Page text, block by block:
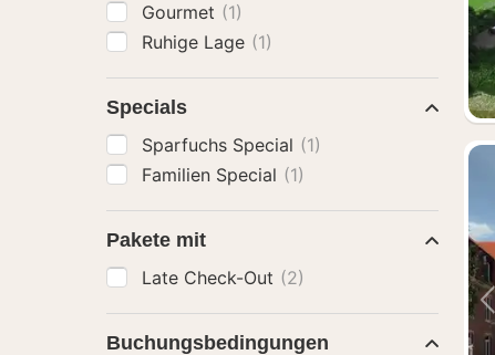
Gourmet (1)
Ruhige Lage (1)
Specials
Sparfuchs Special (1)
Familien Special (1)
Pakete mit
Late Check-Out (2)
Buchungsbedingungen